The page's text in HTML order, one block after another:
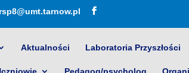
Aktualności Laboratoria Przyszłości